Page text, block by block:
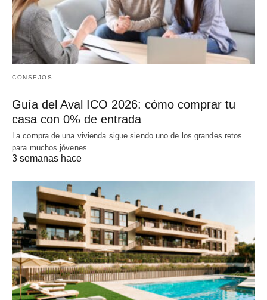
CONSEJOS
Guía del Aval ICO 2026: cómo comprar tu
casa con 0% de entrada
La compra de una vivienda sigue siendo uno de los grandes retos
para muchos jóvenes…
3 semanas hace